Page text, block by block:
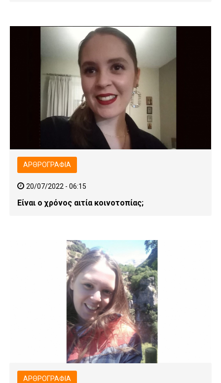
ΑΡΘΡΟΓΡΑΦΊΑ
20/07/2022 - 06:15
Είναι ο χρόνος αιτία κοινοτοπίας;
ΑΡΘΡΟΓΡΑΦΊΑ